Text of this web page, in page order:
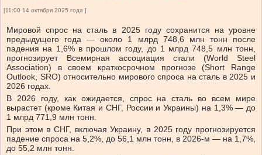
[11:00 14 октября 2025 года ]
Мировой спрос на сталь в 2025 году сохранится на уровне
предыдущего года — около 1 млрд 748,6 млн тонн после
падения на 1,6% в прошлом году, до 1 млрд 748,5 млн тонн,
прогнозирует Всемирная ассоциация стали (World Steel
Association) в своем краткосрочном прогнозе (Short Range
Outlook, SRO) относительно мирового спроса на сталь в 2025 и
2026 годах.
В 2026 году, как ожидается, спрос на сталь во всем мире
вырастет (кроме Китая и СНГ, России и Украины) на 1,3% — до
1 млрд 771,9 млн тонн.
При этом в СНГ, включая Украину, в 2025 году прогнозируется
падение спроса на 5,2%, до 56,1 млн тонн, в 2026-м — на 1,7%,
до 55,2 млн тонн.